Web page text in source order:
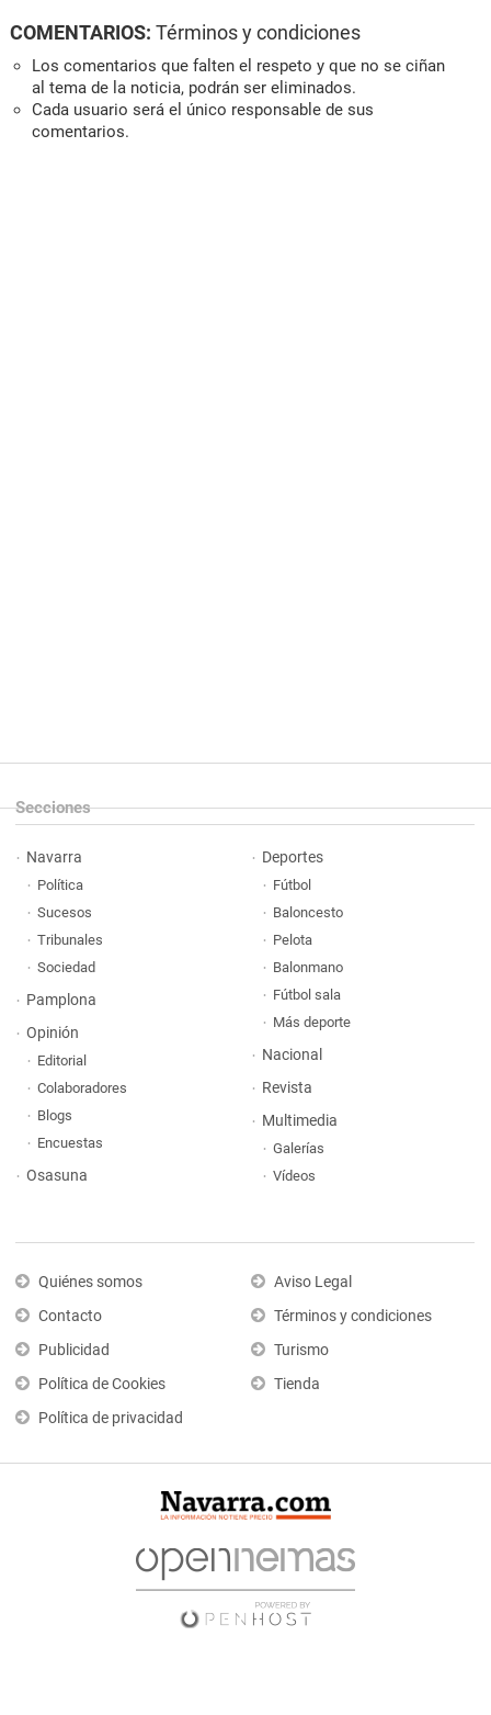
COMENTARIOS: Términos y condiciones
Los comentarios que falten el respeto y que no se ciñan
al tema de la noticia, podrán ser eliminados.
Cada usuario será el único responsable de sus
comentarios.
Secciones
Navarra
Política
Sucesos
Tribunales
Sociedad
Pamplona
Opinión
Editorial
Colaboradores
Blogs
Encuestas
Osasuna
Deportes
Fútbol
Baloncesto
Pelota
Balonmano
Fútbol sala
Más deporte
Nacional
Revista
Multimedia
Galerías
Vídeos
Quiénes somos
Contacto
Publicidad
Política de Cookies
Política de privacidad
Aviso Legal
Términos y condiciones
Turismo
Tienda